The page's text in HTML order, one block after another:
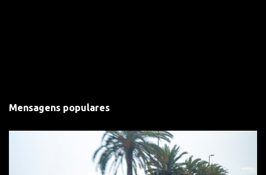
Mensagens populares